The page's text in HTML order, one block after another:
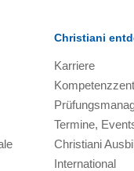
Christiani
Karriere
Termine,
Christiani
International